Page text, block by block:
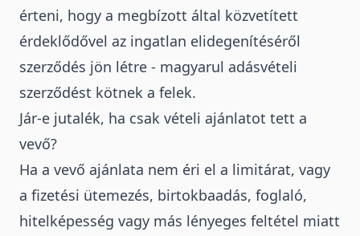
érteni, hogy a megbízott által közvetített
érdeklődővel az ingatlan elidegenítéséről
szerződés jön létre - magyarul adásvételi
szerződést kötnek a felek.
Jár-e jutalék, ha csak vételi ajánlatot tett a
vevő?
Ha a vevő ajánlata nem éri el a limitárat, vagy
a fizetési ütemezés, birtokbaadás, foglaló,
hitelképesség vagy más lényeges feltétel miatt